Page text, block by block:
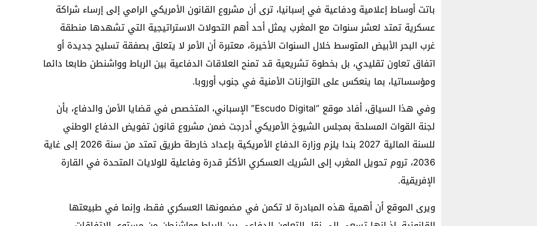
باتت أوساط إعلامية ودفاعية في إسبانيا، ترى أن مشروع القانون الأمريكي الرامي إلى إرساء شراكة
عسكرية تمتد لعشر سنوات مع المغرب يمثل أحد أهم التحولات الاستراتيجية التي تشهدها منطقة
غرب البحر الأبيض المتوسط خلال السنوات الأخيرة، معتبرة أن الأمر لا يتعلق بصفقة تسليح جديدة أو
اتفاق تعاون تقليدي، بل بخطوة تشريعية قد تمنح العلاقات الدفاعية بين الرباط وواشنطن طابعا دائما
ومؤسساتيا، بما ينعكس على التوازنات الأمنية في جنوب أوروبا.
وفي هذا السياق، أفاد موقع “Escudo Digital” الإسباني، المتخصص في قضايا الأمن والدفاع، بأن
لجنة القوات المسلحة بمجلس الشيوخ الأمريكي أدرجت ضمن مشروع قانون تفويض الدفاع الوطني
للسنة المالية 2027 بندا يلزم وزارة الدفاع الأمريكية بإعداد خارطة طريق تمتد من سنة 2026 إلى غاية
2036، تروم تحويل المغرب إلى الشريك العسكري الأكثر قدرة وفاعلية للولايات المتحدة في القارة
الإفريقية.
ويرى الموقع أن أهمية هذه المبادرة لا تكمن في مضمونها العسكري فقط، وإنما في طبيعتها